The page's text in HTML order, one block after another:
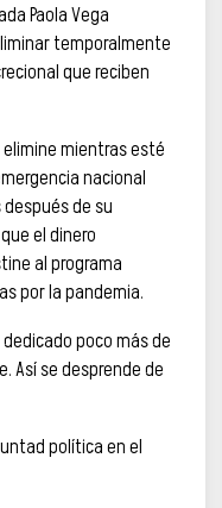
Paola Vega
temporalmente
que reciben
mientras esté
nacional
después de su
el dinero
al programa
por la pandemia.
poco más de
Así se desprende de
política en el